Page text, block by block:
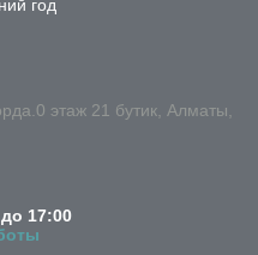
год
этаж 21 бутик, Алматы,
17:00